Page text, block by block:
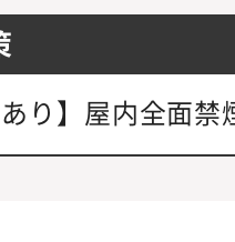
り】屋内全面禁